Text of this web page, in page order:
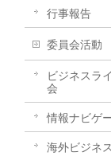
行事報告
委員会活動
ビジネスラ
会
情報ナビゲ
海外ビジネ